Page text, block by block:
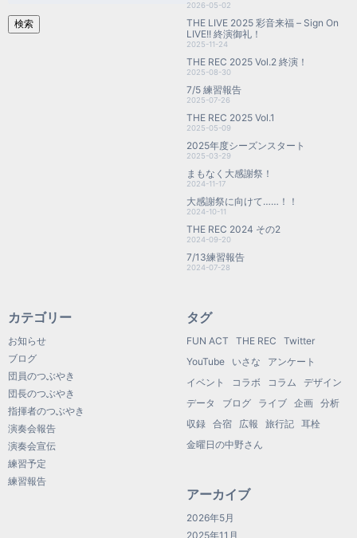
検索
2026-05-02
THE LIVE 2025 彩音来福 – Sign On
LIVE!! 終演御礼！
2025-11-24
THE REC 2025 Vol.2 終演！
2025-08-30
7/5 練習報告
2025-07-26
THE REC 2025 Vol.1
2025-05-09
2025年度シーズンスタート
2025-03-29
まもなく大感謝祭！
2024-11-17
大感謝祭に向けて……！！
2024-10-11
THE REC 2024 その2
2024-09-20
7/13練習報告
2024-07-28
カテゴリー
お知らせ
ブログ
団員のつぶやき
団長のつぶやき
指揮者のつぶやき
演奏会報告
演奏会宣伝
練習予定
練習報告
タグ
FUN ACT THE REC
Twitter
YouTube
いさな
アンケート
イベント
コラボ コラム
デザイン
データ
ブログ ライブ 企画
分析
収録
合宿 広報 旅行記
耳栓
金曜日の中野さん
アーカイブ
2026年5月
2025年11月